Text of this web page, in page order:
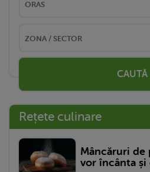
CAUTĂ
Rețete culinare
Mâncăruri de
vor încânta și